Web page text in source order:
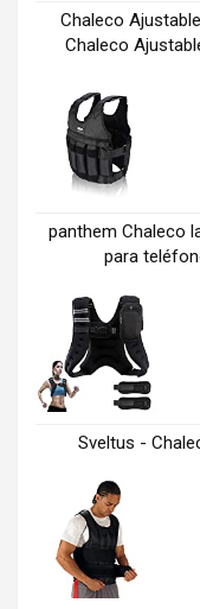
Chaleco
Chaleco
panthem Chaleco
para
Sveltus -